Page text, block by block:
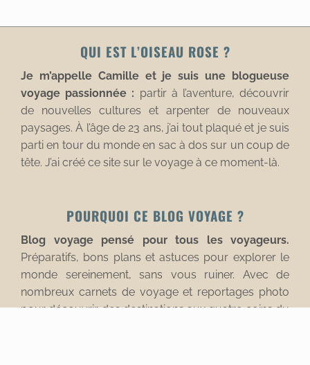
QUI EST L’OISEAU ROSE ?
Je m’appelle Camille et je suis une blogueuse
voyage passionnée : partir à l’aventure, découvrir
de nouvelles cultures et arpenter de nouveaux
paysages. À l’âge de 23 ans, j’ai tout plaqué et je suis
parti en tour du monde en sac à dos sur un coup de
tête. J’ai créé ce site sur le voyage à ce moment-là.
POURQUOI CE BLOG VOYAGE ?
Blog voyage pensé pour tous les voyageurs.
Préparatifs, bons plans et astuces pour explorer le
monde sereinement, sans vous ruiner. Avec de
nombreux carnets de voyage et reportages photo
pour découvrir des destinations aux quatre coins du